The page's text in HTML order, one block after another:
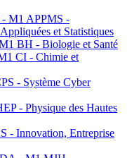
M1 APPMS -
et Statistiques
BH - Biologie et Santé
CI - Chimie et
- Système Cyber
- Physique des Hautes
- Innovation, Entreprise